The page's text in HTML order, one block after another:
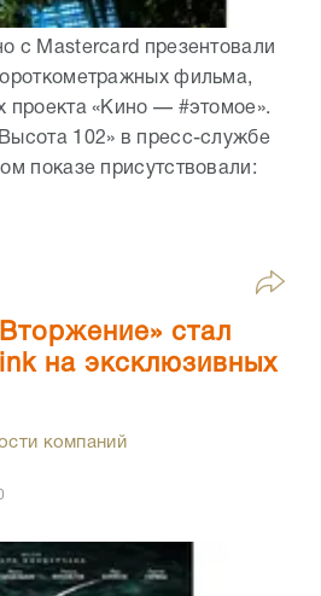
с Mastercard презентовали
фильма,
проекта «Кино — #этомое».
102» в пресс-службе
показе присутствовали:
стал
на эксклюзивных
компаний